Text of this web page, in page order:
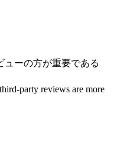
ューの方が重要である
party reviews are more